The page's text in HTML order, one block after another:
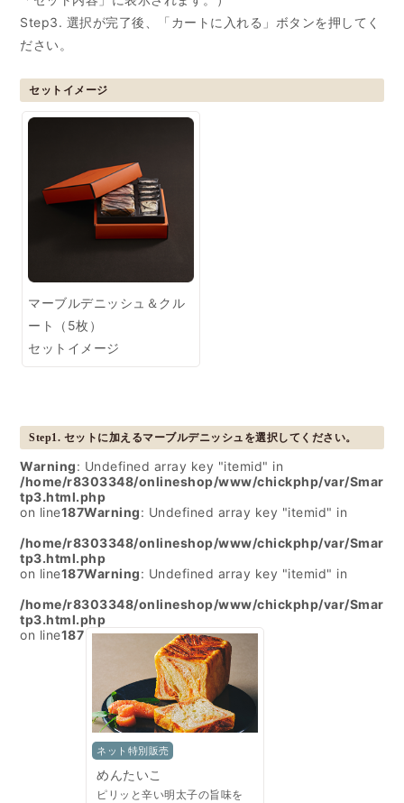
Step3. 選択が完了後、「カートに入れる」ボタンを押してく
ださい。
セットイメージ
マーブルデニッシュ＆クル
ート（5枚）
セットイメージ
Step1. セットに加えるマーブルデニッシュを選択してください。
Warning: Undefined array key "itemid" in
/home/r8303348/onlineshop/www/chickphp/var/Smarty/
tp3.html.php
on line187Warning: Undefined array key "itemid" in
/home/r8303348/onlineshop/www/chickphp/var/Smarty/
tp3.html.php
on line187Warning: Undefined array key "itemid" in
/home/r8303348/onlineshop/www/chickphp/var/Smarty/
tp3.html.php
on line187
ネット特別販売
めんたいこ
ピリッと辛い明太子の旨味を